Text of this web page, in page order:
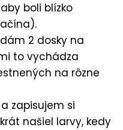
boli blízko
2 dosky na
to vychádza
na rôzne
zapisujem si
našiel larvy, kedy